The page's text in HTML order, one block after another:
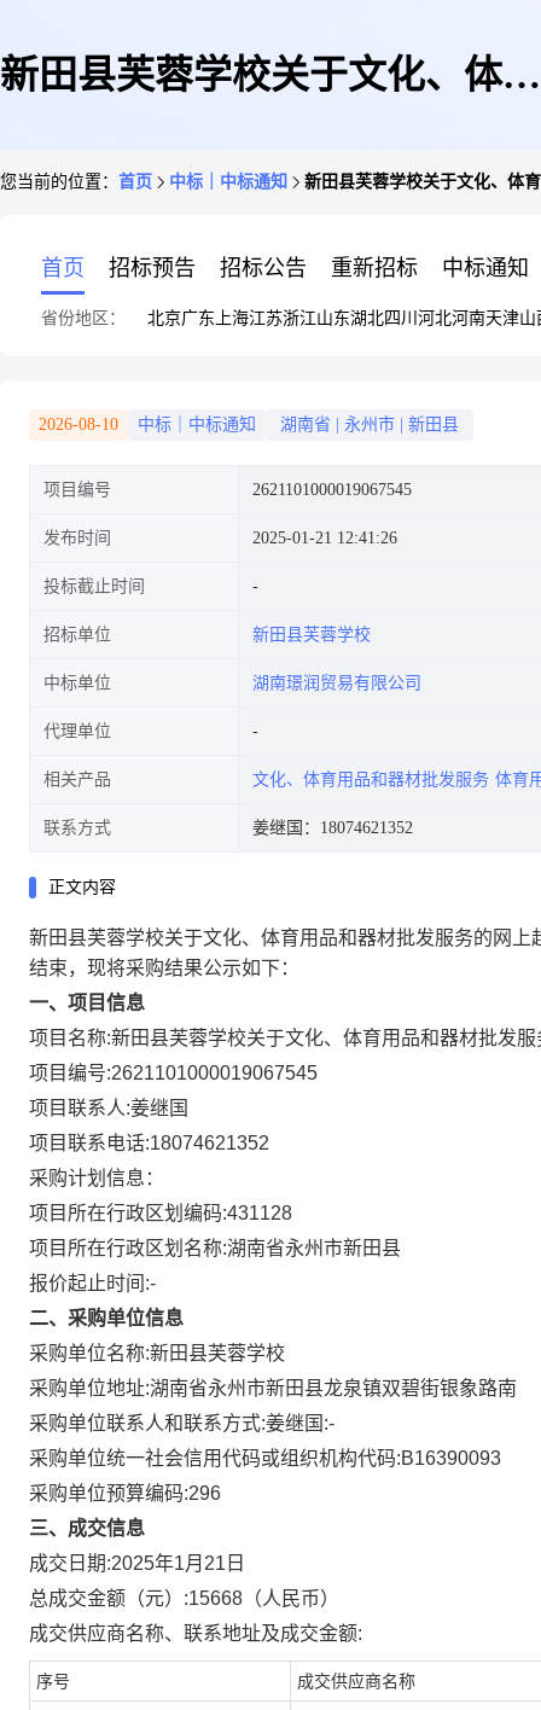
新田县芙蓉学校关于文化、体育
您当前的位置： 首页 中标｜中标通知 新田县芙蓉学校关于文化、体
首页 招标预告 招标公告 重新招标 中标通知
省份地区： 北京广东 上海江苏浙江山东湖北四川 河北河南天津山
2026-08-10 中标｜中标通知 湖南省 永州市 新田县
项目编号 2621101000019067545
发布时间 2025-01-21 12:41:26
投标截止时间
招标单位 新田县芙蓉学校
中标单位 湖南璟润贸易有限公司
代理单位
相关产品 文化、体育用品和器材批发服务 体育
联系方式 姜继国：18074621352
正文内容
新田县芙蓉学校关于文化、体育用品和器材批发服务的网上
结束，现将采购结果公示如下：
一、项目信息
项目名称:新田县芙蓉学校关于文化、体育用品和器材批发
项目编号:2621101000019067545
项目联系人:姜继国
项目联系电话:18074621352
采购计划信息：
项目所在行政区划编码:431128
项目所在行政区划名称:湖南省永州市新田县
报价起止时间:-
二、采购单位信息
采购单位名称:新田县芙蓉学校
采购单位地址:湖南省永州市新田县龙泉镇双碧街银象路南
采购单位联系人和联系方式:姜继国:-
采购单位统一社会信用代码或组织机构代码:B16390093
采购单位预算编码:296
三、成交信息
成交日期:2025年1月21日
总成交金额（元）:15668 （人民币）
成交供应商名称、联系地址及成交金额:
序号 成交供应商名称